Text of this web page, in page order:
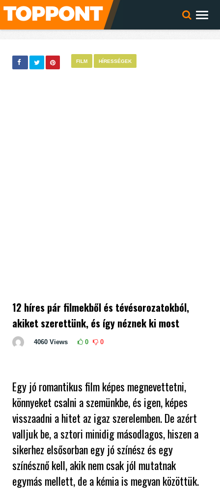
FILM HÍRESSÉGEK
12 híres pár filmekből és tévésorozatokból,
akiket szerettünk, és így néznek ki most
4060 Views 0 0
Egy jó romantikus film képes megnevettetni,
könnyeket csalni a szemünkbe, és igen, képes
visszaadni a hitet az igaz szerelemben. De azért
valljuk be, a sztori minidig másodlagos, hiszen a
sikerhez elsősorban egy jó színész és egy
színésznő kell, akik nem csak jól mutatnak
egymás mellett, de a kémia is megvan közöttük.